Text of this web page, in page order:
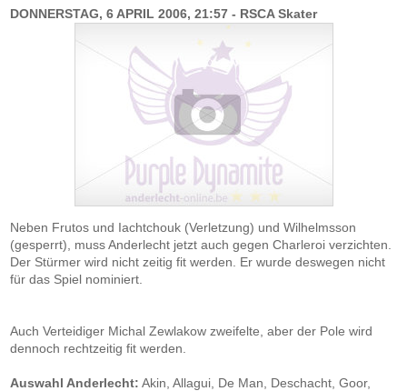
DONNERSTAG, 6 APRIL 2006, 21:57 - RSCA Skater
Neben Frutos und Iachtchouk (Verletzung) und Wilhelmsson
(gesperrt), muss Anderlecht jetzt auch gegen Charleroi verzichten.
Der Stürmer wird nicht zeitig fit werden. Er wurde deswegen nicht
für das Spiel nominiert.
Auch Verteidiger Michal Zewlakow zweifelte, aber der Pole wird
dennoch rechtzeitig fit werden.
Auswahl Anderlecht: Akin, Allagui, De Man, Deschacht, Goor,